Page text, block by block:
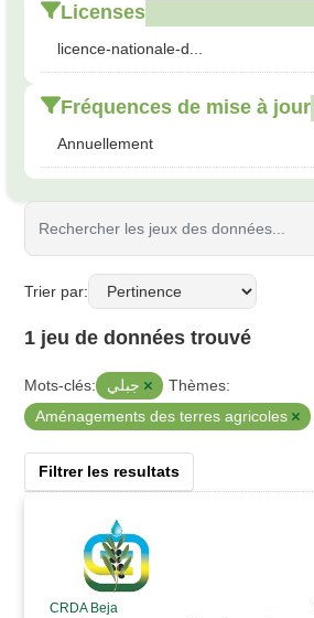
Licenses
licence-nationale-d...
Fréquences de mise à jour
Annuellement
Trier par
1 jeu de données trouvé
Mots-clés: جبلي
Thèmes:
Aménagements des terres agricoles
Filtrer les resultats
CRDA Beja